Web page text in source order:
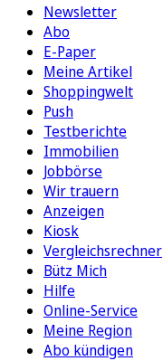
Newsletter
Abo
E-Paper
Meine Artikel
Shoppingwelt
Push
Testberichte
Immobilien
Jobbörse
Wir trauern
Anzeigen
Kiosk
Vergleichsrechner
Bütz Mich
Hilfe
Online-Service
Meine Region
Abo kündigen